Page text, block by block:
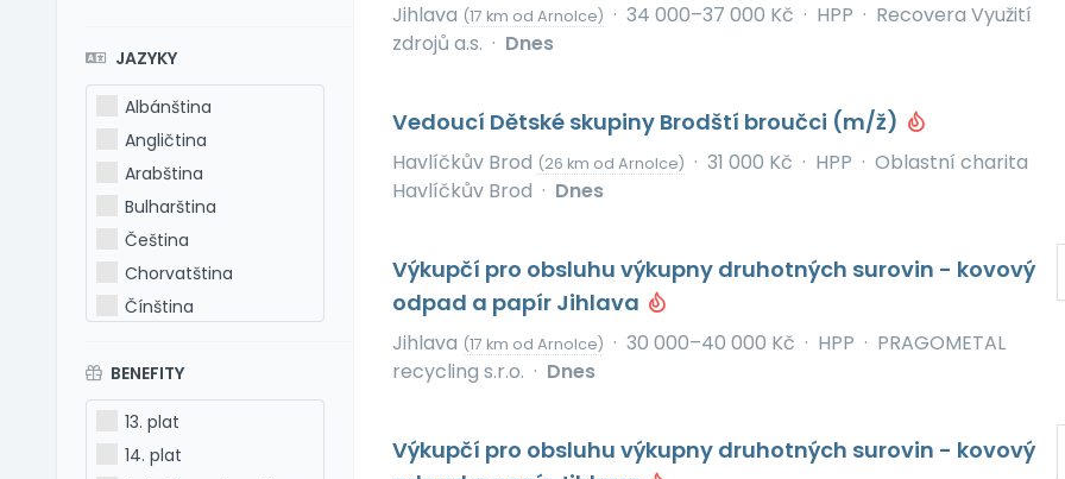
JAZYKY
Albánština
Angličtina
Arabština
Bulharština
Čeština
Chorvatština
Čínština
Francouzština
Hebrejština
Holandština
Italština
BENEFITY
13. plat
14. plat
Jihlava (17 km od Arnolce) · 34 000–37 000 Kč · HPP · Recovera Využití
zdrojů a.s. · Dnes
Vedoucí Dětské skupiny Brodští broučci (m/ž)
Havlíčkův Brod (26 km od Arnolce) · 31 000 Kč · HPP · Oblastní charita
Havlíčkův Brod · Dnes
Výkupčí pro obsluhu výkupny druhotných surovin - kovový
odpad a papír Jihlava
Jihlava (17 km od Arnolce) · 30 000–40 000 Kč · HPP · PRAGOMETAL
recycling s.r.o. · Dnes
Výkupčí pro obsluhu výkupny druhotných surovin - kovový